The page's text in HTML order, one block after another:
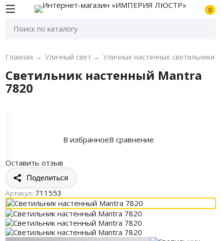
0
Главная → Уличный свет → Уличные настенные светильники
Светильник настенный Mantra
7820
Оставить отзыв
В избранноеВ сравнение
Поделиться
Артикул: 711553